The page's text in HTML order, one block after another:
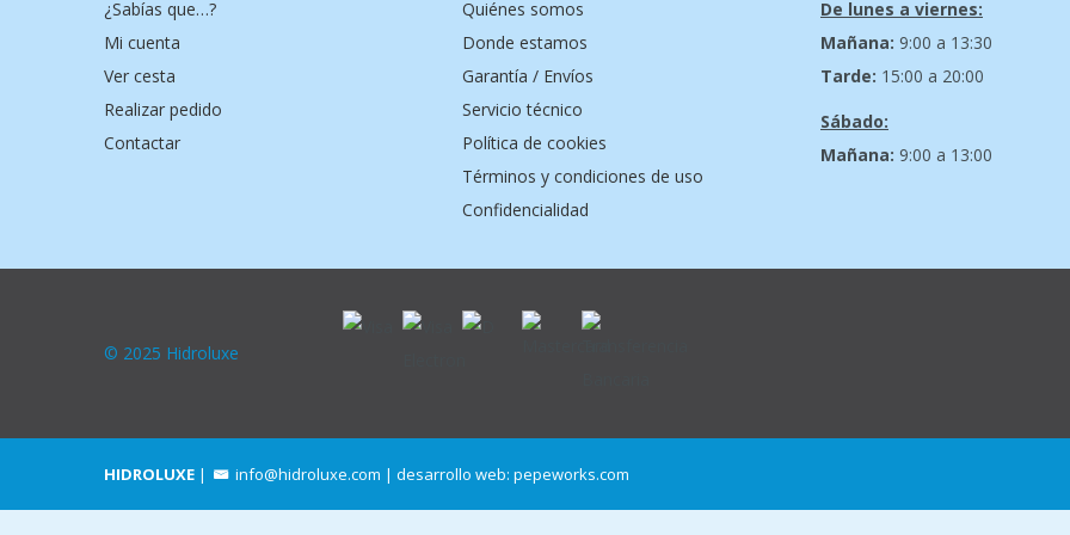
¿Sabías que…?
Mi cuenta
Ver cesta
Realizar pedido
Contactar
Quiénes somos
Donde estamos
Garantía / Envíos
Servicio técnico
Política de cookies
Términos y condiciones de uso
Confidencialidad
De lunes a viernes:
Mañana: 9:00 a 13:30
Tarde: 15:00 a 20:00
Sábado:
Mañana: 9:00 a 13:00
© 2025 Hidroluxe
HIDROLUXE | info@hidroluxe.com | desarrollo web:pepeworks.com